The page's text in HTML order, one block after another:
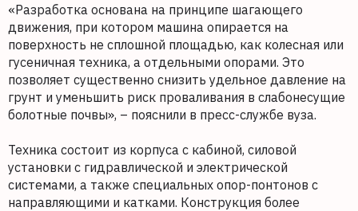
«Разработка основана на принципе шагающего
движения, при котором машина опирается на
поверхность не сплошной площадью, как колесная или
гусеничная техника, а отдельными опорами. Это
позволяет существенно снизить удельное давление на
грунт и уменьшить риск проваливания в слабонесущие
болотные почвы», – пояснили в пресс-службе вуза.
Техника состоит из корпуса с кабиной, силовой
установки с гидравлической и электрической
системами, а также специальных опор-понтонов с
направляющими и катками. Конструкция более